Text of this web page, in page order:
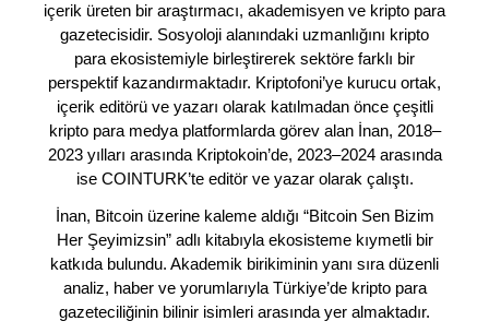
içerik üreten bir araştırmacı, akademisyen ve kripto para
gazetecisidir. Sosyoloji alanındaki uzmanlığını kripto
para ekosistemiyle birleştirerek sektöre farklı bir
perspektif kazandırmaktadır. Kriptofoni’ye kurucu ortak,
içerik editörü ve yazarı olarak katılmadan önce çeşitli
kripto para medya platformlarda görev alan İnan, 2018–
2023 yılları arasında Kriptokoin’de, 2023–2024 arasında
ise COINTURK’te editör ve yazar olarak çalıştı.
İnan, Bitcoin üzerine kaleme aldığı “Bitcoin Sen Bizim
Her Şeyimizsin” adlı kitabıyla ekosisteme kıymetli bir
katkıda bulundu. Akademik birikiminin yanı sıra düzenli
analiz, haber ve yorumlarıyla Türkiye’de kripto para
gazeteciliğinin bilinir isimleri arasında yer almaktadır.